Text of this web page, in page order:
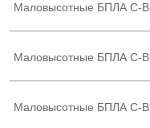
Маловысотные БПЛА C-B
Маловысотные БПЛА C-B
Маловысотные БПЛА C-B